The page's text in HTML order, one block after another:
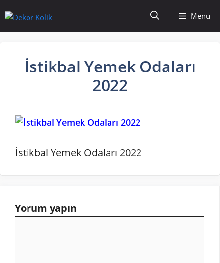
atla
Menu
İstikbal Yemek Odaları
2022
İstikbal Yemek Odaları 2022
Yorum yapın